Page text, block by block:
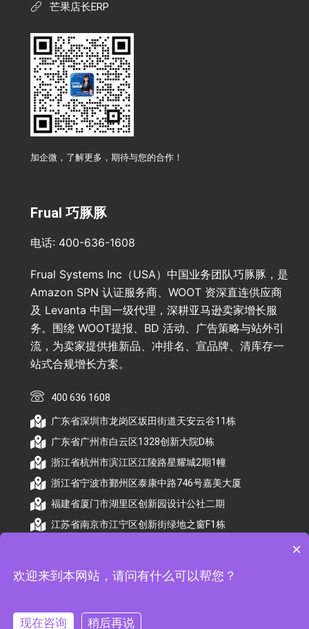
芒果店长ERP
加企微，了解更多，期待与您的合作！
Frual 巧豚豚
电话: 400-636-1608
Frual Systems Inc（USA）中国业务团队巧豚豚，是
Amazon SPN 认证服务商、WOOT 资深直连供应商
及 Levanta 中国一级代理，深耕亚马逊卖家增长服
务。围绕 WOOT提报、BD 活动、广告策略与站外引
流，为卖家提供推新品、冲排名、宣品牌、清库存一
站式合规增长方案。
400 636 1608
广东省深圳市龙岗区坂田街道天安云谷11栋
广东省广州市白云区1328创新大院D栋
浙江省杭州市滨江区江陵路星耀城2期1幢
浙江省宁波市鄞州区泰康中路746号嘉美大厦
福建省厦门市湖里区创新园设计公社二期
江苏省南京市江宁区创新街绿地之窗F1栋
×
欢迎来到本网站，请问有什么可以帮您？
现在咨询 稍后再说